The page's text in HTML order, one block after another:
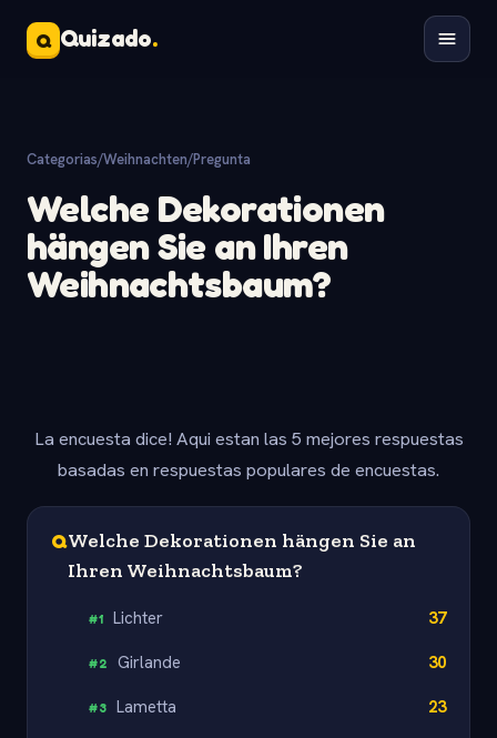
Q Quizado.
Categorias/Weihnachten/Pregunta
Welche Dekorationen
hängen Sie an Ihren
Weihnachtsbaum?
La encuesta dice! Aqui estan las 5 mejores respuestas
basadas en respuestas populares de encuestas.
QWelche Dekorationen hängen Sie an
Ihren Weihnachtsbaum?
#1 Lichter 37
#2 Girlande 30
#3 Lametta 23